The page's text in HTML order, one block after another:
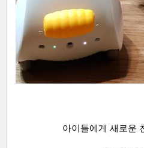
아이들에게 새로운